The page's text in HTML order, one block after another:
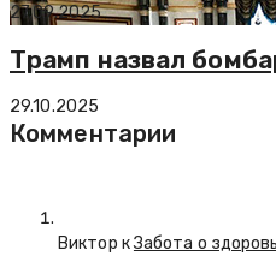
27.09.2025
Трамп назвал
29.10.2025
Комментарии
Виктор кЗабота о